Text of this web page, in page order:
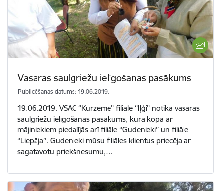
Vasaras saulgriežu ielīgošanas pasākums
Publicēšanas datums: 19.06.2019.
19.06.2019. VSAC ‘’Kurzeme’’ filiālē ‘’Iļģi’’ notika vasaras
saulgriežu ielīgošanas pasākums, kurā kopā ar
mājiniekiem piedalījās arī filiāle ‘’Gudenieki’’ un filiāle
‘’Liepāja’’. Gudenieki mūsu filiāles klientus priecēja ar
sagatavotu priekšnesumu,…